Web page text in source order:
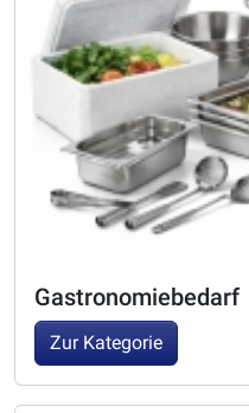
Gastronomiebedarf
Zur Kategorie